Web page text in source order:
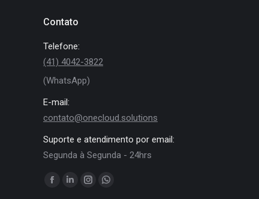
Contato
Telefone:
(41) 4042-3822
(WhatsApp)
E-mail:
contato@onecloud.solutions
Suporte e atendimento por email:
Segunda à Segunda - 24hrs
Encontre-nos em:
Facebook
LinkedinInstagramWhatsapp